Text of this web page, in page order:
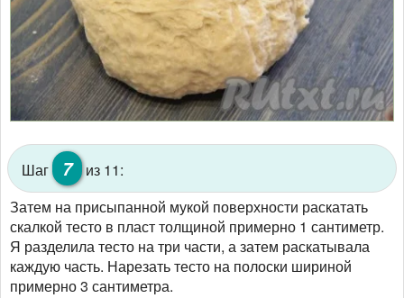
Шаг 7
из 11:
Затем на присыпанной мукой поверхности раскатать
скалкой тесто в пласт толщиной примерно 1 сантиметр.
Я разделила тесто на три части, а затем раскатывала
каждую часть. Нарезать тесто на полоски шириной
примерно 3 сантиметра.